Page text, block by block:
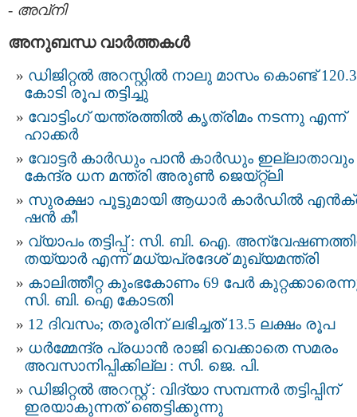
- അവ്നി
അനുബന്ധ വാര്‍ത്തകള്‍
ഡിജിറ്റല്‍ അറസ്റ്റില്‍ നാലു മാസം കൊണ്ട് 120.3
കോടി രൂപ തട്ടിച്ചു
വോട്ടിംഗ് യന്ത്രത്തിൽ കൃത്രിമം നടന്നു എന്ന്
ഹാക്കര്‍
വോട്ടർ കാർഡും പാൻ കാർഡും ഇല്ലാതാവും
കേന്ദ്ര ധന മന്ത്രി അരുൺ ജെയ്റ്റ്ലി
സുരക്ഷാ പൂട്ടുമായി ആ​ധാ​ർ കാർഡിൽ
ഷ​ൻ കീ
വ്യാപം തട്ടിപ്പ് : സി. ബി. ഐ.
തയ്യാര്‍ എന്ന് മധ്യപ്രദേശ് മുഖ്യമന്ത്രി
കാലിത്തീറ്റ കുംഭകോണം 69 പേര്‍
സി. ബി. ഐ കോടതി ‍
12 ദിവസം; തരൂരിന് ലഭിച്ചത് 13.5 ലക്ഷം രൂപ
ധര്‍മ്മേന്ദ്ര പ്രധാൻ രാജി വെക്കാതെ സമരം
അവസാനിപ്പിക്കില്ല : സി. ജെ. പി.
ഡിജിറ്റൽ അറസ്റ്റ് : വിദ്യാ സമ്പന്നർ തട്ടിപ്പിന്‌
ഇരയാകുന്നത്‌ ഞെട്ടിക്കുന്നു